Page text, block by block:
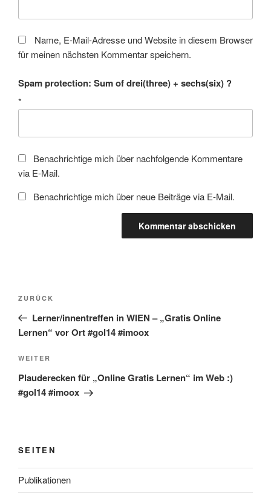
Name, E-Mail-Adresse und Website in diesem Browser
für meinen nächsten Kommentar speichern.
Spam protection: Sum of drei(three) + sechs(six) ?
*
Benachrichtige mich über nachfolgende Kommentare
via E-Mail.
Benachrichtige mich über neue Beiträge via E-Mail.
Beitragsnavigation
Vorheriger
Beitrag
ZURÜCK
Lerner/innentreffen in WIEN – „Gratis Online
Lernen“ vor Ort #gol14 #imoox
Nächster
Beitrag
WEITER
Plauderecken für „Online Gratis Lernen“ im Web :)
#gol14 #imoox
SEITEN
Publikationen